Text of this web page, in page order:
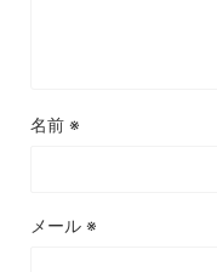
名前 ※
メール ※